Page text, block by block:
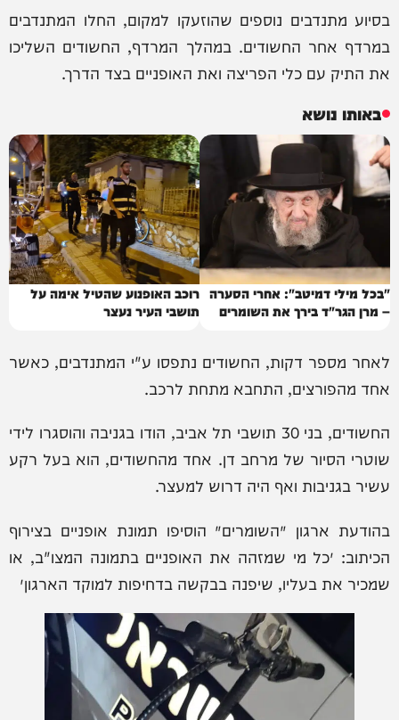
בסיוע מתנדבים נוספים שהוזעקו למקום, החלו המתנדבים
במרדף אחר החשודים. במהלך המרדף, החשודים השליכו
את התיק עם כלי הפריצה ואת האופניים בצד הדרך.
באותו נושא
"בכל מילי דמיטב": אחרי הסערה
– מרן הגר"ד בירך את השומרים
רוכב האופנוע שהטיל אימה על
תושבי העיר נעצר
לאחר מספר דקות, החשודים נתפסו ע"י המתנדבים, כאשר
אחד מהפורצים, התחבא מתחת לרכב.
החשודים, בני 30 תושבי תל אביב, הודו בגניבה והוסגרו לידי
שוטרי הסיור של מרחב דן. אחד מהחשודים, הוא בעל רקע
עשיר בגניבות ואף היה דרוש למעצר.
בהודעת ארגון ׳השומרים׳ הוסיפו תמונת אופניים בצירוף
הכיתוב: ״כל מי שמזהה את האופניים בתמונה המצו"ב, או
שמכיר את בעליו, שיפנה בבקשה בדחיפות למוקד הארגון״